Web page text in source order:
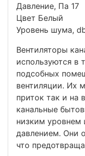
Давление, Па 17
Цвет Белый
Уровень шума,
Вентиляторы
используются в
подсобных
вентиляции. Их
приток так и на
канальные
низким
давлением. Они
что